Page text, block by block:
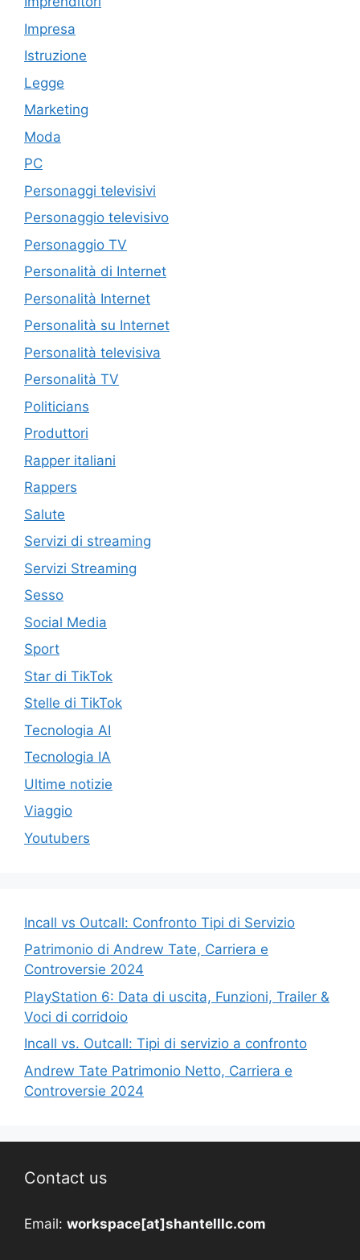
Impresa
Istruzione
Legge
Marketing
Moda
PC
Personaggi televisivi
Personaggio televisivo
Personaggio TV
Personalità di Internet
Personalità Internet
Personalità su Internet
Personalità televisiva
Personalità TV
Politicians
Produttori
Rapper italiani
Rappers
Salute
Servizi di streaming
Servizi Streaming
Sesso
Social Media
Sport
Star di TikTok
Stelle di TikTok
Tecnologia AI
Tecnologia IA
Ultime notizie
Viaggio
Youtubers
Incall vs Outcall: Confronto Tipi di Servizio
Patrimonio di Andrew Tate, Carriera e
Controversie 2024
PlayStation 6: Data di uscita, Funzioni, Trailer &
Voci di corridoio
Incall vs. Outcall: Tipi di servizio a confronto
Andrew Tate Patrimonio Netto, Carriera e
Controversie 2024
Contact us
Email: workspace[at]shantelllc.com